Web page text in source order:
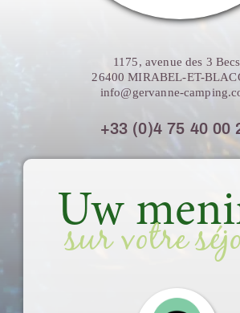
1175, avenue des 3 Becs
26400 MIRABEL-ET-
info@gervanne-
+33 (0)4 75 40 00
Uw
sur votre